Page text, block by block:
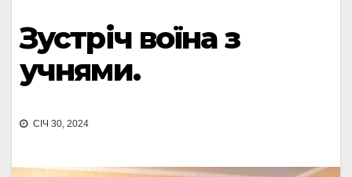
Зустріч воїна з
учнями.
СІЧ 30, 2024